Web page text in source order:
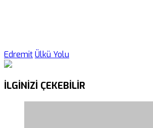
EdremitÜlkü Yolu
İLGİNİZİ ÇEKEBİLİR